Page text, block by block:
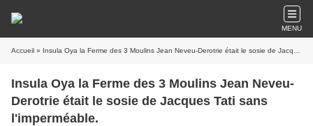
MENU
Accueil » Insula Oya la Ferme des 3 Moulins Jean Neveu-Derotrie était le sosie de Jacques Tati sans l'imperméable.
Insula Oya la Ferme des 3 Moulins Jean Neveu-
Derotrie était le sosie de Jacques Tati sans
l'imperméable.